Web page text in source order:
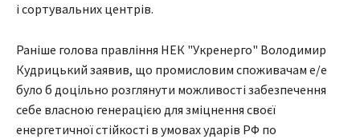
і сортувальних центрів.
Раніше голова правління НЕК "Укренерго" Володимир
Кудрицький заявив, що промисловим споживачам е/е
було б доцільно розглянути можливості забезпечення
себе власною генерацією для зміцнення своєї
енергетичної стійкості в умовах ударів РФ по